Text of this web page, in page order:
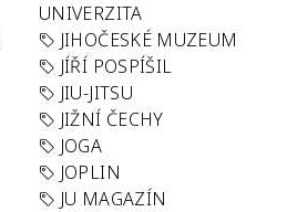
UNIVERZITA
JIHOČESKÉ MUZEUM
JÍŘÍ POSPÍŠIL
JIU-JITSU
JIŽNÍ ČECHY
JOGA
JOPLIN
JU MAGAZÍN